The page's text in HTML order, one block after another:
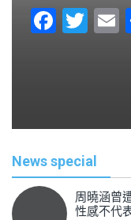
F
b
o
k
T
News special
周曉涵曾
性感不代